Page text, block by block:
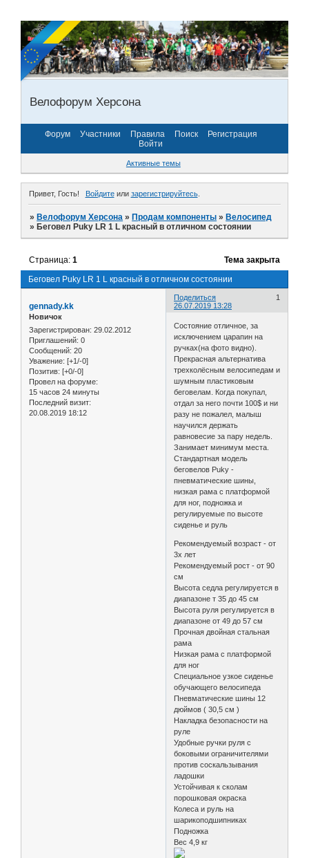
Велофорум Херсона
Форум Участники Правила Поиск
Регистрация
Войти
Активные темы
Привет, Гость! Войдитеили зарегистрируйтесь.
»Велофорум Херсона »Продам компоненты »Велосипед
»Беговел Puky LR 1 L красный в отличном состоянии
Беговел Puky LR 1 L красный в отличном состоянии
Страница:1 Тема закрыта
Поделиться
1
26.07.2019 13:28
gennady.kk
Новичок
Зарегистрирован: 29.02.2012
Приглашений: 0
Сообщений: 20
Уважение: [+1/-0]
Позитив: [+0/-0]
Провел на форуме:
15 часов 24 минуты
Последний визит:
20.08.2019 18:12
Состояние отличное, за
исключением царапин на
ручках(на фото видно).
Прекрасная альтернатива
трехколёсным велосипедам и
шумным пластиковым
беговелам. Когда покупал,
отдал за него почти 100$ и ни
разу не пожалел, малыш
научился держать
равновесие за пару недель.
Занимает минимум места.
Стандартная модель
беговелов Puky -
пневматические шины,
низкая рама с платформой
для ног, подножка и
регулируемые по высоте
сиденье и руль
Рекомендуемый возраст - от
3х лет
Рекомендуемый рост - от 90
см
Высота седла регулируется в
диапазоне т 35 до 45 см
Высота руля регулируется в
диапазоне от 49 до 57 см
Прочная двойная стальная
рама
Низкая рама с платформой
для ног
Специальное узкое сиденье
обучающего велосипеда
Пневматические шины 12
дюймов ( 30,5 см )
Накладка безопасности на
руле
Удобные ручки руля с
боковыми ограничителями
против соскальзывания
ладошки
Устойчивая к сколам
порошковая окраска
Колеса и руль на
шарикоподшипниках
Подножка
Вес 4,9 кг